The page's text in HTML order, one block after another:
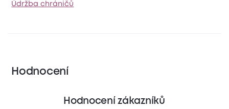
Údržba chráničů
Hodnocení
Hodnocení zákazníků